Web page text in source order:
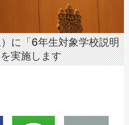
に「6年生対象学校説明
実施します